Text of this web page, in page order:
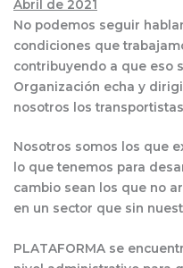
Abril de 2021
No podemos seguir
condiciones que
contribuyendo a que eso
Organización echa y
nosotros los
Nosotros somos los que
lo que tenemos para
cambio sean los que no
en un sector que sin
PLATAFORMA se